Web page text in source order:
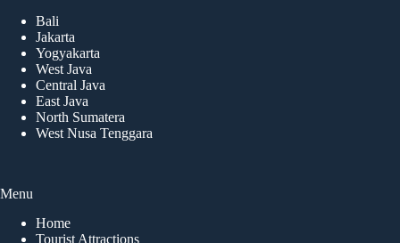
Bali
Jakarta
Yogyakarta
West Java
Central Java
East Java
North Sumatera
West Nusa Tenggara
Menu
Home
Tourist Attractions